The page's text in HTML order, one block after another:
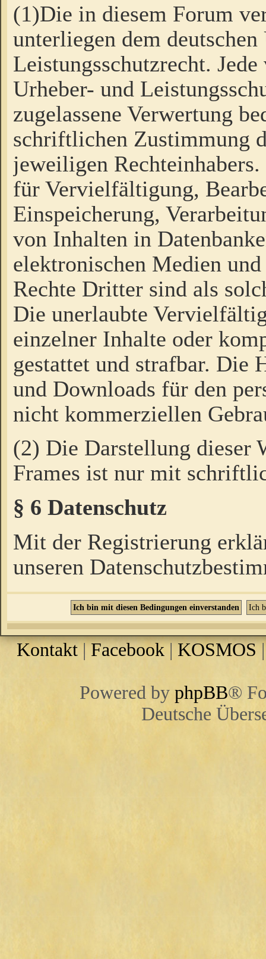
(1)Die in diesem Forum
unterliegen dem
Leistungsschutzrecht.
Urheber- und
zugelassene Verwertung
schriftlichen Zustimmung
jeweiligen
für Vervielfältigung,
Einspeicherung,
von Inhalten in
elektronischen Medien
Rechte Dritter sind als
Die unerlaubte
einzelner Inhalte oder
gestattet und strafbar. Die
und Downloads für den
nicht kommerziellen
(2) Die Darstellung dieser
Frames ist nur mit
§ 6 Datenschutz
Mit der Registrierung
unseren
Kontakt |Facebook | KOSMOS
Powered by phpBB®
Deutsche